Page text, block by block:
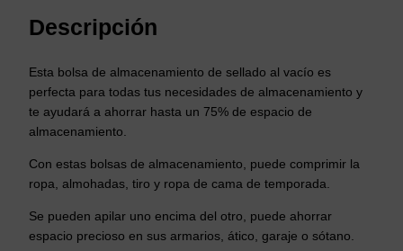
í
P
a
r
a
r
d
Descripción
Esta bolsa de almacenamiento de sellado al vacío es
perfecta para todas tus necesidades de almacenamiento y
te ayudará a ahorrar hasta un 75% de espacio de
almacenamiento.
Con estas bolsas de almacenamiento, puede comprimir la
ropa, almohadas, tiro y ropa de cama de temporada.
Se pueden apilar uno encima del otro, puede ahorrar
espacio precioso en sus armarios, ático, garaje o sótano.